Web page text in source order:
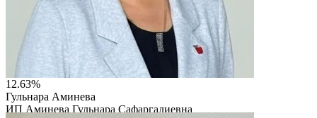
12.63%
Гульнара Аминева
ИП Аминева Гульнара Сафаргалиевна